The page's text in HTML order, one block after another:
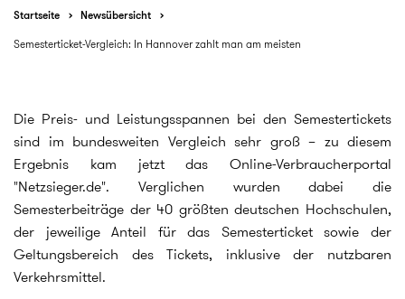
Startseite
Newsübersicht
Semesterticket-Vergleich: In Hannover zahlt man am meisten
Die Preis- und Leistungsspannen bei den Semestertickets
sind im bundesweiten Vergleich sehr groß – zu diesem
Ergebnis kam jetzt das Online-Verbraucherportal
"Netzsieger.de". Verglichen wurden dabei die
Semesterbeiträge der 40 größten deutschen Hochschulen,
der jeweilige Anteil für das Semesterticket sowie der
Geltungsbereich des Tickets, inklusive der nutzbaren
Verkehrsmittel.